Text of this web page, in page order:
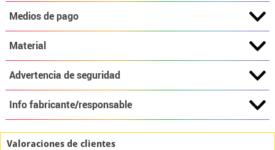
Medios de pago
Material
Advertencia de seguridad
Info fabricante/responsable
Valoraciones de clientes